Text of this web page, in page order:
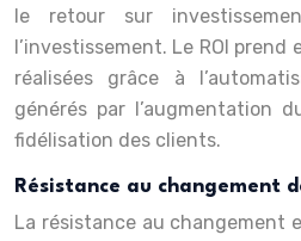
le retour sur
l’investissement. Le ROI
réalisées grâce à
générés par l’augmentation
fidélisation des clients.
Résistance au changement
La résistance au changement